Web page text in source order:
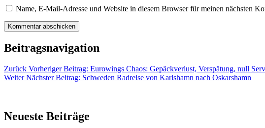
Name, E-Mail-Adresse und Website in diesem Browser für meinen nächsten
Beitragsnavigation
Zurück Vorheriger Beitrag: Eurowings Chaos: Gepäckverlust, Verspätung, null
Weiter Nächster Beitrag: Schweden Radreise von Karlshamn nach Oskarshamn
Neueste Beiträge